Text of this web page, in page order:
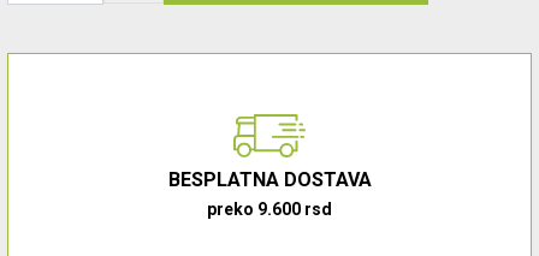
BESPLATNA DOSTAVA
preko 9.600 rsd